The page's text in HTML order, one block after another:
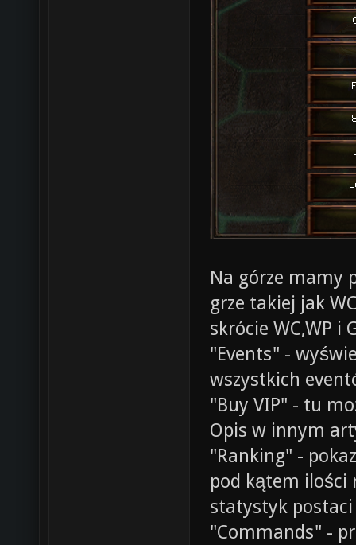
Na górze mamy
grze takiej jak
skrócie WC,WP i
"Events" -
wszystkich
"Buy VIP" - tu
Opis w innym
"Ranking" -
pod kątem ilości
statystyk postaci
"Commands" -